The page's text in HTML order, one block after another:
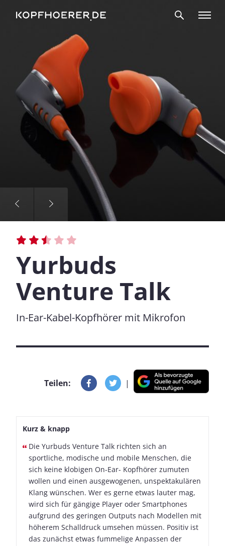
Yurbuds
Venture Talk
In-Ear-Kabel-Kopfhörer mit Mikrofon
Teilen: |
Kurz & knapp
Die Yurbuds Venture Talk richten sich an
sportliche, modische und mobile Menschen, die
sich keine klobigen On-Ear- Kopfhörer zumuten
wollen und einen ausgewogenen, unspektakulären
Klang wünschen. Wer es gerne etwas lauter mag,
wird sich für gängige Player oder Smartphones
aufgrund des geringen Outputs nach Modellen mit
höherem Schalldruck umsehen müssen. Positiv ist
das zunächst etwas fummelige Anpassen der